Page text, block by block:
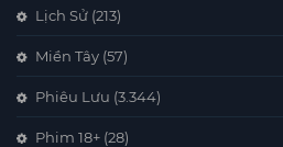
Lịch Sử (213)
Miền Tây (57)
Phiêu Lưu (3.344)
Phim 18+ (28)